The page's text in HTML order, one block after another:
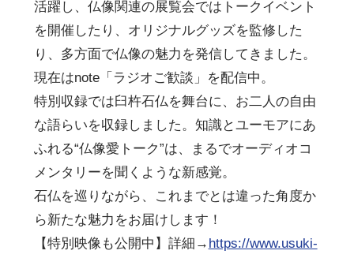
活躍し、仏像関連の展覧会ではトークイベント
を開催したり、オリジナルグッズを監修した
り、多方面で仏像の魅力を発信してきました。
現在はnote「ラジオご歓談」を配信中。
特別収録では臼杵石仏を舞台に、お二人の自由
な語らいを収録しました。知識とユーモアにあ
ふれる“仏像愛トーク”は、まるでオーディオコ
メンタリーを聞くような新感覚。
石仏を巡りながら、これまでとは違った角度か
ら新たな魅力をお届けします！
【特別映像も公開中】詳細→ https://www.usuki-